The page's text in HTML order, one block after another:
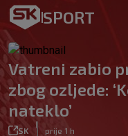
SPORT
Vatreni zabio
zbog ozljede:
nateklo’
SK prije 1 h